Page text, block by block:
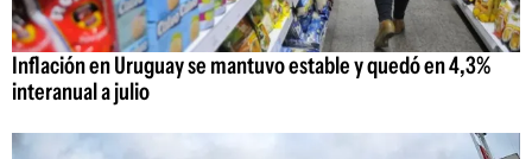
Inflación en Uruguay se mantuvo estable y quedó en 4,3%
interanual a julio